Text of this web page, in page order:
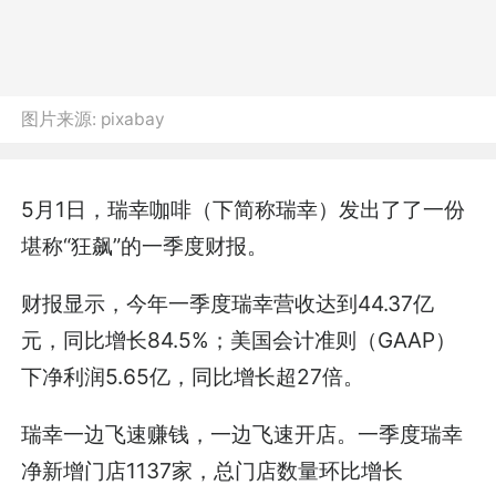
图片来源: pixabay
5月1日，瑞幸咖啡（下简称瑞幸）发出了了一份
堪称“狂飙”的一季度财报。
财报显示，今年一季度瑞幸营收达到44.37亿
元，同比增长84.5%；美国会计准则（GAAP）
下净利润5.65亿，同比增长超27倍。
瑞幸一边飞速赚钱，一边飞速开店。一季度瑞幸
净新增门店1137家，总门店数量环比增长